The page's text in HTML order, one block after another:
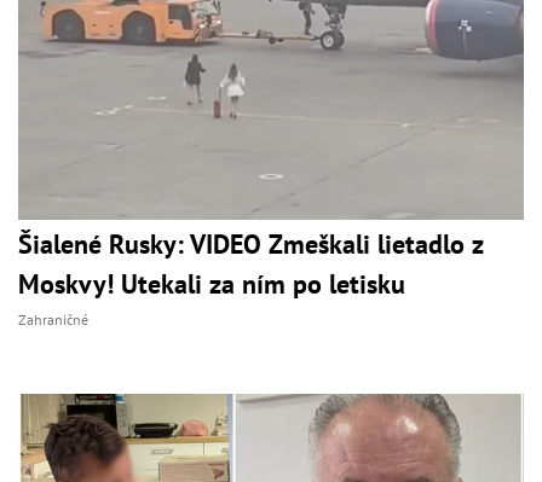
Šialené Rusky: VIDEO Zmeškali lietadlo z
Moskvy! Utekali za ním po letisku
Zahraničné